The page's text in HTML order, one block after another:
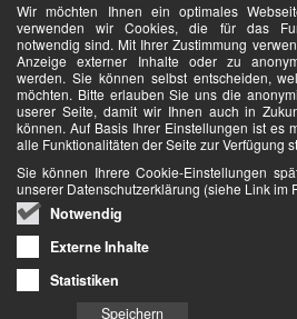
Wir möchten Ihnen ein optimales
verwenden wir Cookies, die für das
notwendig sind. Mit Ihrer Zustimmung
Anzeige externer Inhalte oder zu
werden. Sie können selbst entscheiden,
möchten. Bitte erlauben Sie uns die
userer Seite, damit wir Ihnen auch in
können. Auf Basis Ihrer Einstellungen ist es
alle Funktionalitäten der Seite zur Verfügung
Sie können Ihrere Cookie-Einstellungen
unserer Datenschutzerklärung (siehe Link im
Notwendig
Externe Inhalte
Statistiken
Speichern